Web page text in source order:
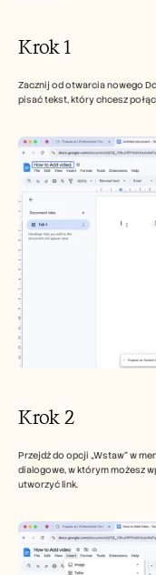
Krok 1
Zacznij od otwarcia nowego
pisać tekst, który chcesz
Krok 2
Przejdź do opcji „Wstaw” w
dialogowe, w którym możesz
utworzyć link.